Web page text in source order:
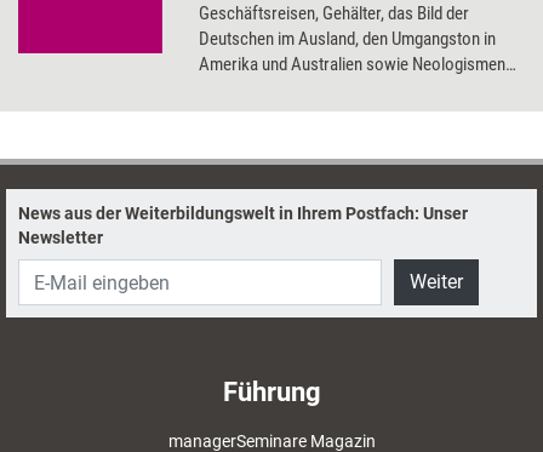
Geschäftsreisen, Gehälter, das Bild der
Deutschen im Ausland, den Umgangston in
Amerika und Australien sowie Neologismen
News aus der Weiterbildungswelt in Ihrem Postfach: Unser
Newsletter
Weiter
Führung
managerSeminare Magazin